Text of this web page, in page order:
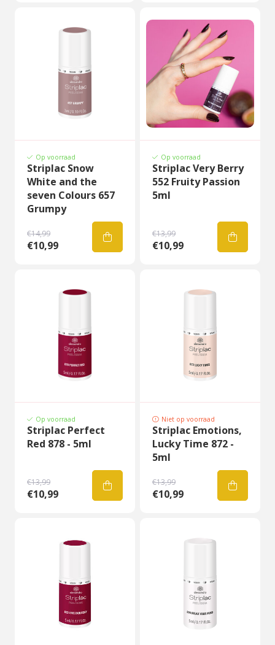
Op voorraad
Striplac Snow
White and the
seven Colours 657
Grumpy
€14,99
€10,99
Op voorraad
Striplac Very Berry
552 Fruity Passion
5ml
€13,99
€10,99
Op voorraad
Striplac Perfect
Red 878 - 5ml
€13,99
€10,99
Niet op voorraad
Striplac Emotions,
Lucky Time 872 -
5ml
€13,99
€10,99